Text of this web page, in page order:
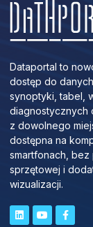
Dataportal to
dostęp do
synoptyki, tabel,
diagnostycznych
z dowolnego
dostępna na
smartfonach,
sprzętowej i
wizualizacji.